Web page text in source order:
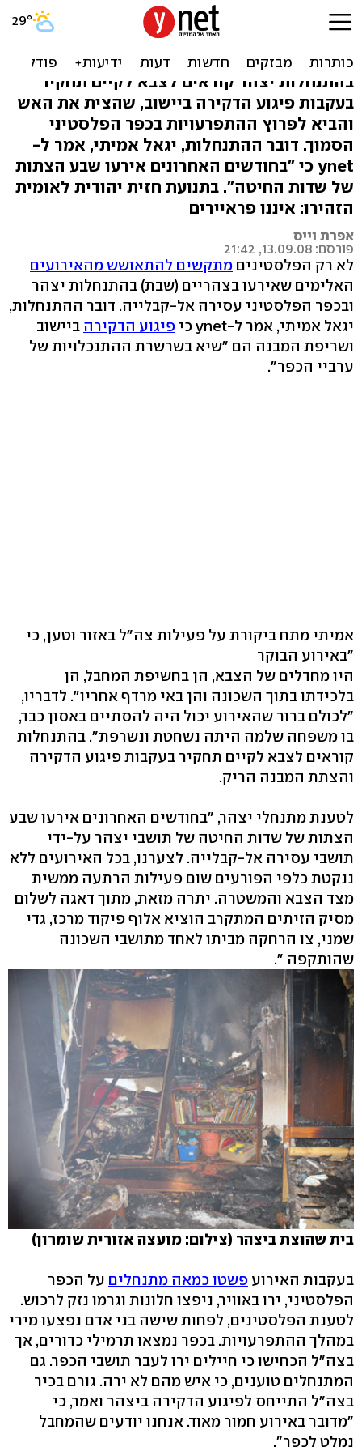
יצהר: האירועים בהתנחלות
הם מחדל של צה"ל
בהתנחלות יצהר קוראים לצבא לקיים תחקיר
בעקבות פיגוע הדקירה ביישוב, שהצית את האש
והביא לפרוץ ההתפרעויות בכפר הפלסטיני
הסמוך. דובר ההתנחלות, יגאל אמיתי, אמר ל-
ynet כי "בחודשים האחרונים אירעו שבע הצתות
של שדות החיטה". בתנועת חזית יהודית לאומית
הזהירו: איננו פראיירים
אפרת וייס
פורסם: 13.09.08, 21:42
לא רק הפלסטינים מתקשים להתאושש מהאירועים
האלימים שאירעו בצהריים (שבת) בהתנחלות יצהר
ובכפר הפלסטיני עסירה אל-קבלייה. דובר ההתנחלות,
יגאל אמיתי, אמר ל-ynet כי
פיגוע הדקירה ביישוב
ושריפת המבנה הם "שיא בשרשרת ההתנכלויות של
ערביי הכפר".
אמיתי מתח ביקורת על פעילות צה"ל באזור וטען, כי
"באירוע הבוקר
היו מחדלים של הצבא, הן בחשיפת המחבל, הן
בלכידתו בתוך השכונה והן באי מרדף אחריו". לדבריו,
"לכולם ברור שהאירוע יכול היה להסתיים באסון כבד,
בו משפחה שלמה היתה נשחטת ונשרפת". בהתנחלות
קוראים לצבא לקיים תחקיר בעקבות פיגוע הדקירה
והצתת המבנה הריק.
לטענת מתנחלי יצהר, "בחודשים האחרונים אירעו שבע
הצתות של שדות החיטה של תושבי יצהר על-ידי
תושבי עסירה אל-קבלייה. לצערנו, בכל האירועים ללא
ננקטת כלפי הפורעים שום פעילות הרתעה ממשית
מצד הצבא והמשטרה. יתרה מזאת, מתוך דאגה לשלום
מסיק הזיתים המתקרב הוציא אלוף פיקוד מרכז, גדי
שמני, צו הרחקה מביתו לאחד מתושבי השכונה
שהותקפה ".
בית שהוצת ביצהר (צילום: מועצה אזורית שומרון)
בעקבות האירוע פשטו כמאה מתנחלים על הכפר
הפלסטיני, ירו באוויר, ניפצו חלונות וגרמו נזק לרכוש.
לטענת הפלסטינים, לפחות שישה בני אדם נפצעו מירי
במהלך ההתפרעויות. בכפר נמצאו תרמילי כדורים, אך
בצה"ל הכחישו כי חיילים ירו לעבר תושבי הכפר. גם
המתנחלים טוענים, כי איש מהם לא ירה. גורם בכיר
בצה"ל התייחס לפיגוע הדקירה ביצהר ואמר, כי
"מדובר באירוע חמור מאוד. אנחנו יודעים שהמחבל
נמלט לכפר".